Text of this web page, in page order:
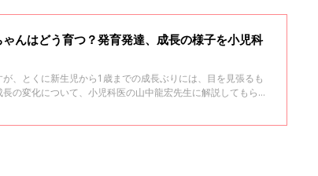
ゃんはどう育つ？発育発達、成長の様子を小児科
、とくに新生児から1歳までの成長ぶりには、目を見張るも
の変化について、小児科医の山中龍宏先生に解説してもらい